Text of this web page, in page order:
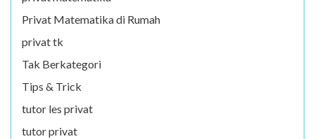
Privat Matematika di Rumah
privat tk
Tak Berkategori
Tips & Trick
tutor les privat
tutor privat